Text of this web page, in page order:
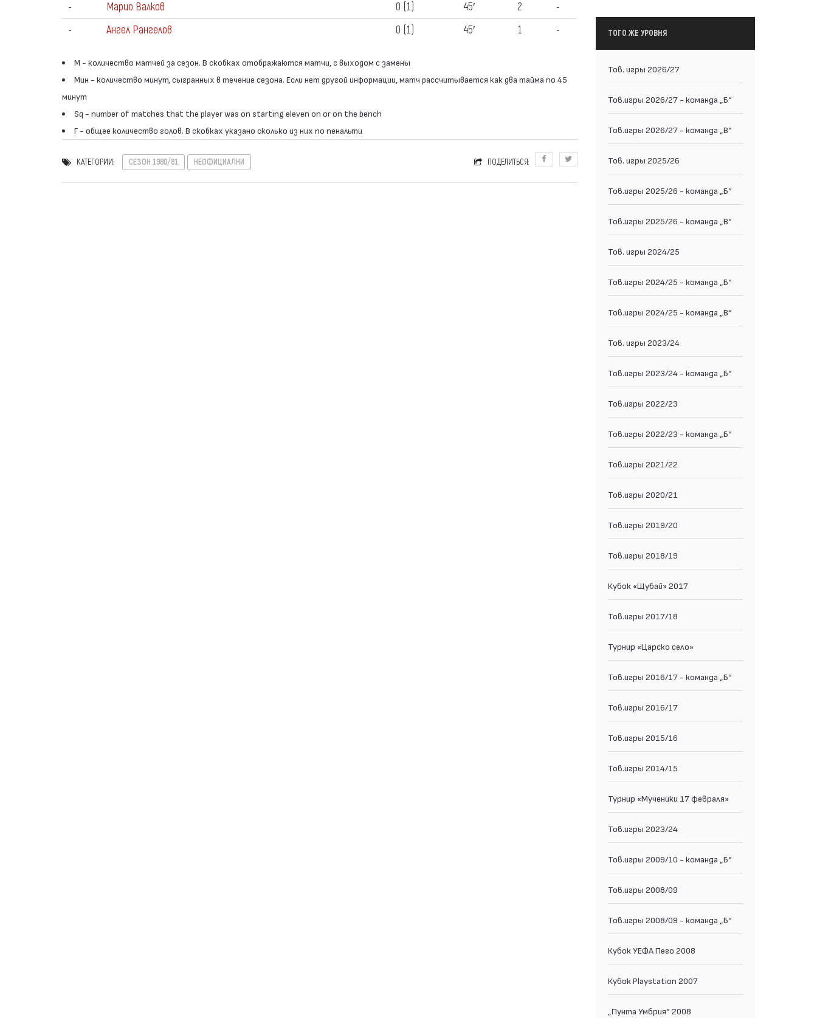
-
Марио Валков 0 (1) 45′ 2
-
-
Ангел Рангелов 0 (1) 45′ 1 -
М - количество матчей за сезон. В скобках отображаются матчи, с выходом с замены
Мин - количество минут, сыгранных в течение сезона. Если нет другой информации, матч рассчитывается как два тайма по 45
минут
Sq - number of matches that the player was on starting eleven on or on the bench
Г - общее количество голов. В скобках указано сколько из них по пенальти
КАТЕГОРИИ: СЕЗОН 1980/81 НЕОФИЦИАЛНИ ПОДЕЛИТЬСЯ:
ТОГО ЖЕ УРОВНЯ
Тов. игры 2026/27
Тов.игры 2026/27 - команда „Б“
Тов.игры 2026/27 - команда „В“
Тов. игры 2025/26
Тов.игры 2025/26 - команда „Б“
Тов.игры 2025/26 - команда „В“
Тов. игры 2024/25
Тов.игры 2024/25 - команда „Б“
Тов.игры 2024/25 - команда „В“
Тов. игры 2023/24
Тов.игры 2023/24 - команда „Б“
Тов.игры 2022/23
Тов.игры 2022/23 - команда „Б“
Тов.игры 2021/22
Тов.игры 2020/21
Тов.игры 2019/20
Тов.игры 2018/19
Кубок «Щубай» 2017
Тов.игры 2017/18
Турнир «Царско село»
Тов.игры 2016/17 - команда „Б“
Тов.игры 2016/17
Тов.игры 2015/16
Тов.игры 2014/15
Турнир «Мученики 17 февраля»
Тов.игры 2023/24
Тов.игры 2009/10 - команда „Б“
Тов.игры 2008/09
Тов.игры 2008/09 - команда „Б“
Кубок УЕФА Пего 2008
Кубок Playstation 2007
„Пунта Умбрия“ 2008